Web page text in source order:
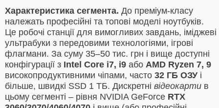
Характеристика сегмента. До преміум-класу
належать професійні та топові моделі ноутбуків.
Це робочі станції для вимогливих завдань, іміджеві
ультрабуки з передовими технологіями, ігрові
флагмани. За суму 35–50 тис. грн і вище доступні
конфігурації з Intel Core i7, i9 або AMD Ryzen 7, 9
високопродуктивними чіпами, часто 32 ГБ ОЗУі
більше, швидкі SSD 1 ТБ. Дискретні відеокарти в
цьому сегменті – рівня NVIDIA GeForce RTX